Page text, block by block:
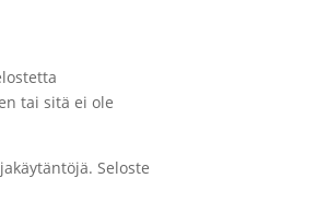
tai sitä ei ole
Seloste